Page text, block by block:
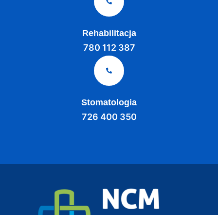
Rehabilitacja
780 112 387
Stomatologia
726 400 350